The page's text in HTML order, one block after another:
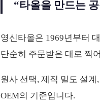
“타올을 만드는
영신타올은 1969년부터
단순히 주문받은 대로 찍
원사 선택, 제직 밀도 설
OEM의 기준입니다.